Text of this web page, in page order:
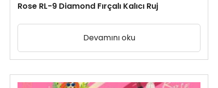
Rose RL-9 Diamond Fırçalı Kalıcı Ruj
Devamını oku